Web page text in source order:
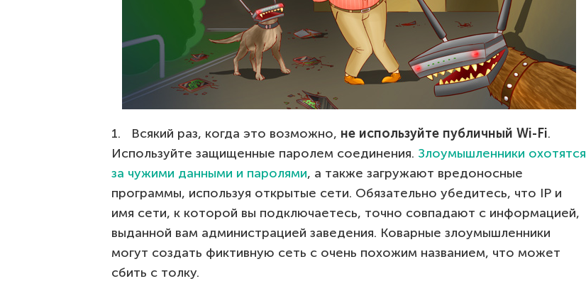
1. Всякий раз, когда это возможно, не используйте публичный Wi-Fi.
Используйте защищенные паролем соединения. Злоумышленники охотятся
за чужими данными и паролями, а также загружают вредоносные
программы, используя открытые сети. Обязательно убедитесь, что IP и
имя сети, к которой вы подключаетесь, точно совпадают с информацией,
выданной вам администрацией заведения. Коварные злоумышленники
могут создать фиктивную сеть с очень похожим названием, что может
сбить с толку.